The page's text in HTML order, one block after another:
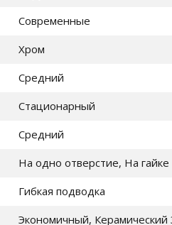
Современные
Хром
Средний
Стационарный
Средний
На одно отверстие, На гайке
Гибкая подводка
Экономичный, Керамический